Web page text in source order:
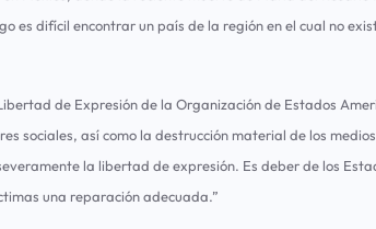
es difícil encontrar un país de la región en el cual no
de Expresión de la Organización de Estados
sociales, así como la destrucción material de los
la libertad de expresión. Es deber de los
una reparación adecuada.”